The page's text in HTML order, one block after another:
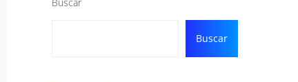
Buscar